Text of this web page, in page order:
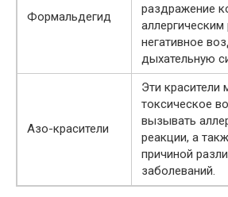
Формальдегид
раздражение
негативное
дыхательную
Азо-красители
Эти красители
токсическое
вызывать
реакции, а
причиной
заболеваний.